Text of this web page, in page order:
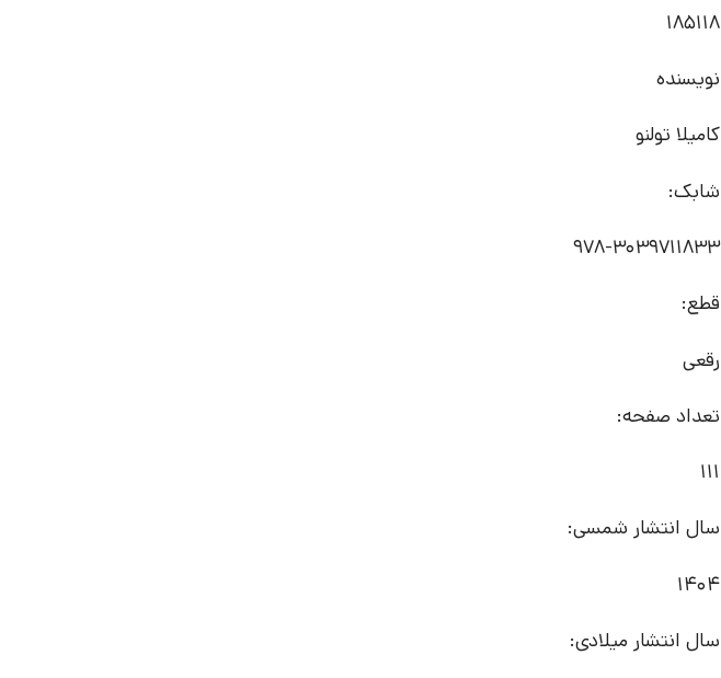
185118
نویسنده
کامیلا تولنو
شابک:
978-3039711833
قطع:
رقعی
تعداد صفحه:
111
سال انتشار شمسی:
1404
سال انتشار میلادی: